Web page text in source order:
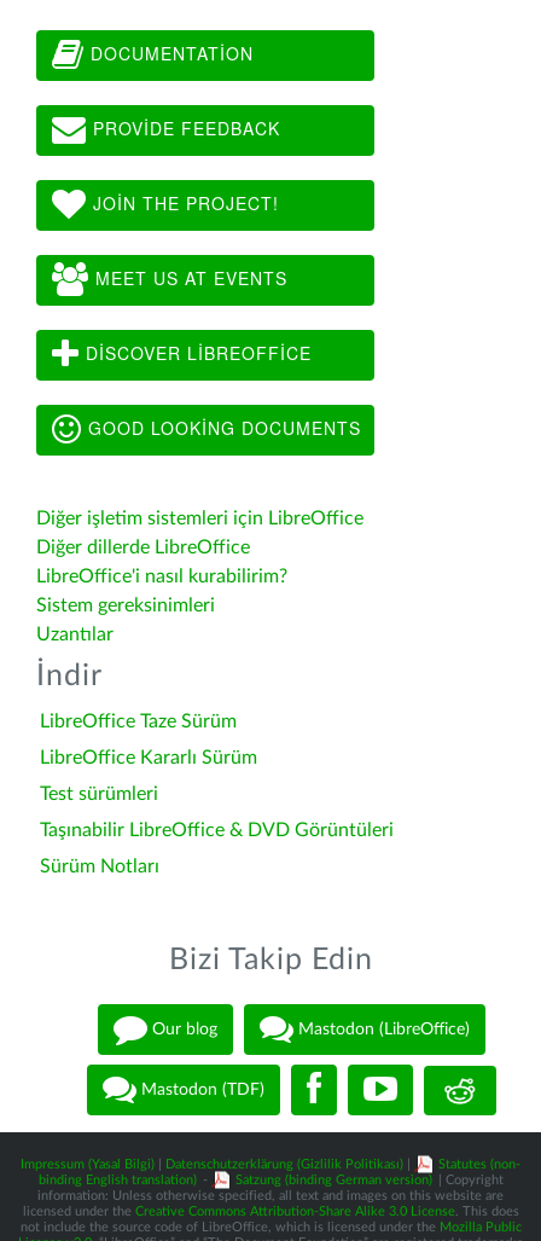
DOCUMENTATION
PROVIDE FEEDBACK
JOIN THE PROJECT!
MEET US AT EVENTS
DISCOVER LIBREOFFICE
GOOD LOOKING DOCUMENTS
Diğer işletim sistemleri için LibreOffice
Diğer dillerde LibreOffice
LibreOffice'i nasıl kurabilirim?
Sistem gereksinimleri
Uzantılar
İndir
LibreOffice Taze Sürüm
LibreOffice Kararlı Sürüm
Test sürümleri
Taşınabilir LibreOffice & DVD Görüntüleri
Sürüm Notları
Bizi Takip Edin
Our blog Mastodon (LibreOffice)
Mastodon (TDF)
Impressum (Yasal Bilgi) Datenschutzerklärung (Gizlilik Politikası)
Statutes (non-
binding English translation) - Satzung (binding German version)
| Copyright
information: Unless otherwise specified, all text and images on this website are
licensed under the Creative Commons Attribution-Share Alike 3.0 License. This does
not include the source code of LibreOffice, which is licensed under the Mozilla Public